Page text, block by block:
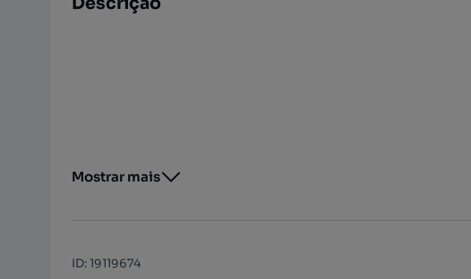
Mostrar mais
ID:19119674